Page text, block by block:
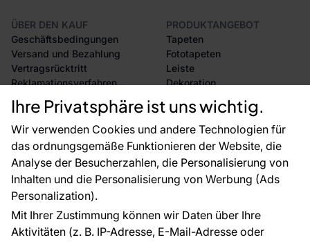
Ihre Privatsphäre ist uns wichtig.
Wir verwenden Cookies und andere Technologien für
das ordnungsgemäße Funktionieren der Website, die
Analyse der Besucherzahlen, die Personalisierung von
Inhalten und die Personalisierung von Werbung (Ads
Personalization).
Mit Ihrer Zustimmung können wir Daten über Ihre
Aktivitäten (z. B. IP-Adresse, E-Mail-Adresse oder
ÜBER DEN KAUF
Geschäftsbedingungen
Versand und Bezahlung
Vertragsrücktritt
Reklamationsverfahren
Rücksendung von Waren
CE-Zertifizierung
Großhandel
Raumvisualisierung
PRODUKTANGEBOT
Tapeten
Fototapeten
Leiste
Dekoration
Selbstklebende Folien
Zubehör
Tapetenmuster
FÜR SIE
Blog
EU-Projekte
Ratschläge und Tipps
ÜBER DAS UNTERNEHMEN